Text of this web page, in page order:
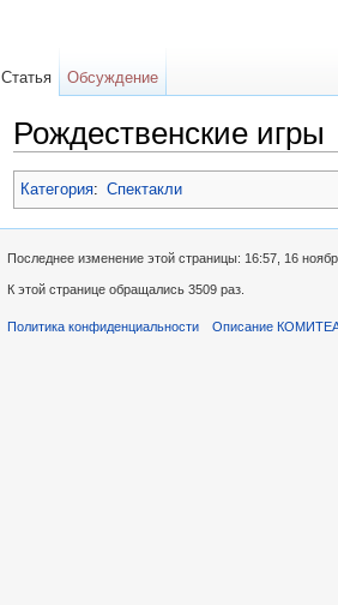
Рождественские игры
Категория: Спектакли
Статья Обсуждение
Последнее изменение этой страницы: 16:57, 16
К этой странице обращались 3509 раз.
Политика конфиденциальности Описание